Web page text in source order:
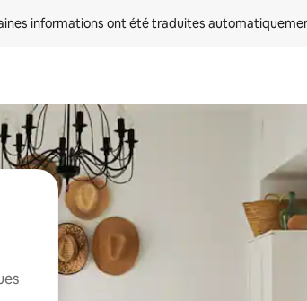
informations ont été traduites